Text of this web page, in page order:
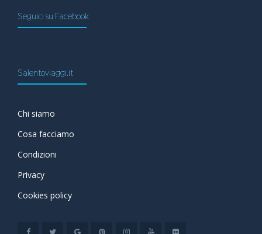
Seguici su Facebook
Salentoviaggi.it
Chi siamo
Cosa facciamo
Condizioni
Privacy
Cookies policy